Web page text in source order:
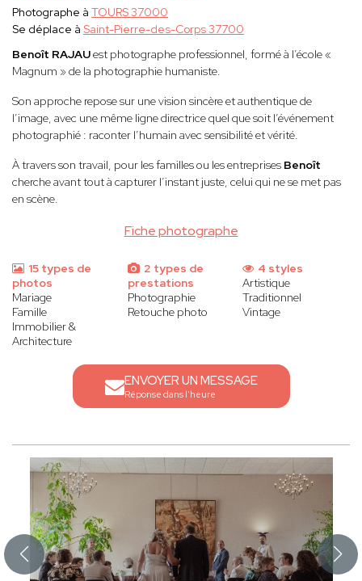
Fiche photographe
Photographe à TOURS 37000
Se déplace à Saint-Pierre-des-Corps 37700
Benoît RAJAUest photographe professionnel, formé à l’école «
Magnum » de la photographie humaniste.
Son approche repose sur une vision sincère et authentique de
l’image, avec une même ligne directrice quel que soit l’événement
photographié : raconter l’humain avec sensibilité et vérité.
À travers son travail, pour les familles ou les entreprises Benoît
cherche avant tout à capturer l’instant juste, celui qui ne se met pas
en scène.
15 types de
photos
Mariage
Famille
Immobilier &
Architecture
2 types de
prestations
Photographie
Retouche photo
4 styles
Artistique
Traditionnel
Vintage
ENVOYER UN MESSAGE
Réponse dans l'heure